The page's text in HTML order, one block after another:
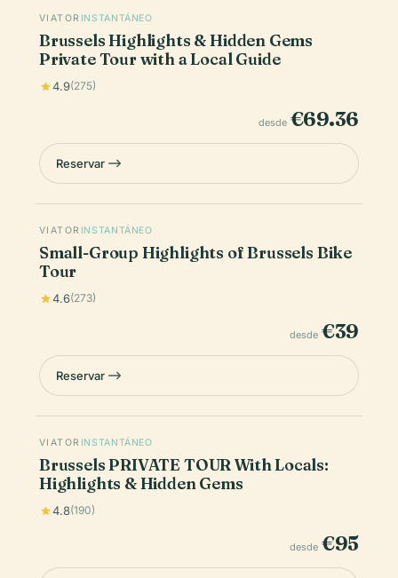
VIATOR INSTANTÁNEO
Brussels Highlights & Hidden Gems
Private Tour with a Local Guide
4.9(275)
desde €69.36
Reservar
VIATOR INSTANTÁNEO
Small-Group Highlights of Brussels Bike
Tour
4.6(273)
desde €39
Reservar
VIATOR INSTANTÁNEO
Brussels PRIVATE TOUR With Locals:
Highlights & Hidden Gems
4.8(190)
desde €95